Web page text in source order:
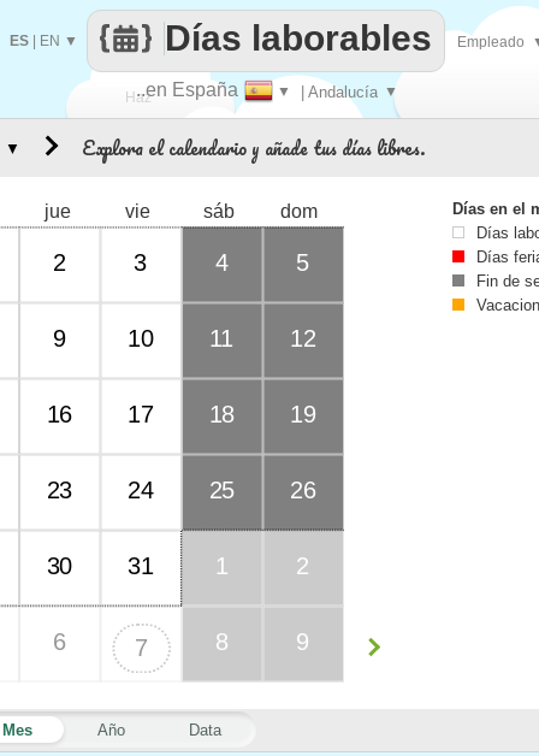
Haz..en España ▼ | Andalucía ▼
Días laborables
ES EN ▼ Empleado
Explora el calendario y añade tus días libres.
Mes Año Data
jue vie sáb dom
2 3 4 5
9 10 11 12
16 17 18 19
23 24 25 26
30 31 1 2
6 7 8 9
▼
Días en el
Días
Días
Fin de